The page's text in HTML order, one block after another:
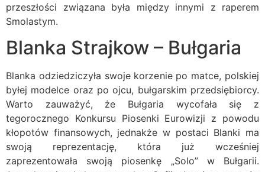
przeszłości związana była między innymi z raperem
Smolastym.
Blanka Strajkow – Bułgaria
Blanka odziedziczyła swoje korzenie po matce, polskiej
byłej modelce oraz po ojcu, bułgarskim przedsiębiorcy.
Warto zauważyć, że Bułgaria wycofała się z
tegorocznego Konkursu Piosenki Eurowizji z powodu
kłopotów finansowych, jednakże w postaci Blanki ma
swoją reprezentację, która już wcześniej
zaprezentowała swoją piosenkę „Solo” w Bułgarii.